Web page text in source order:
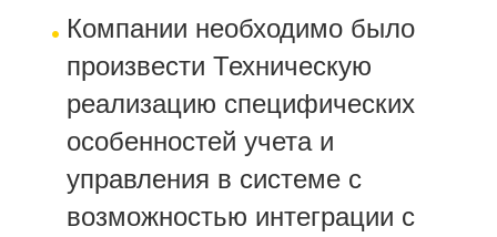
Компании необходимо было
произвести Техническую
реализацию специфических
особенностей учета и
управления в системе с
возможностью интеграции с